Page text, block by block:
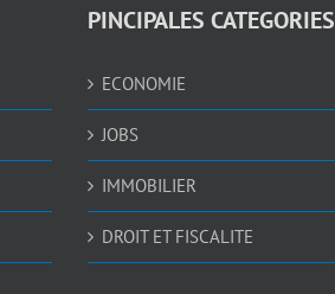
PINCIPALES CATEGORIES
ECONOMIE
JOBS
IMMOBILIER
DROIT ET FISCALITE